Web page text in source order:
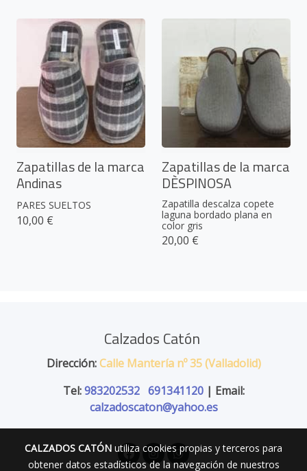
Zapatillas de la marca
Andinas
PARES SUELTOS
10,00 €
Zapatillas de la marca
DÈSPINOSA
Zapatilla descalza copete
laguna bordado plana en
color gris
20,00 €
Calzados Catón
Dirección:Calle Mantería nº 35 (Valladolid)
Tel:983202532 691341120| Email:
calzadoscaton@yahoo.es
CALZADOS CATÓN utiliza cookies propias y terceros para
obtener datos estadísticos de la navegación de nuestros